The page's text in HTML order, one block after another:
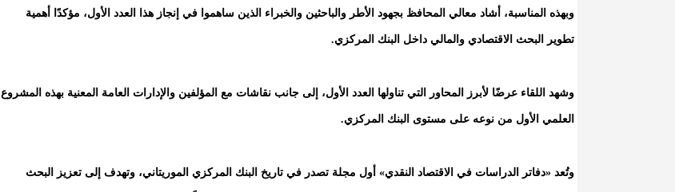
وبهذه المناسبة، أشاد معالي المحافظ بجهود الأطر والباحثين والخبراء الذين ساهموا في إنجاز هذا العدد الأول، مؤكدًا أهمية
تطوير البحث الاقتصادي والمالي داخل البنك المركزي.
وشهد اللقاء عرضًا لأبرز المحاور التي تناولها العدد الأول، إلى جانب نقاشات مع المؤلفين والإدارات العامة المعنية بهذه المشروع
العلمي الأول من نوعه على مستوى البنك المركزي.
وتُعد «دفاتر الدراسات في الاقتصاد النقدي» أول مجلة تصدر في تاريخ البنك المركزي الموريتاني، وتهدف إلى تعزيز البحث